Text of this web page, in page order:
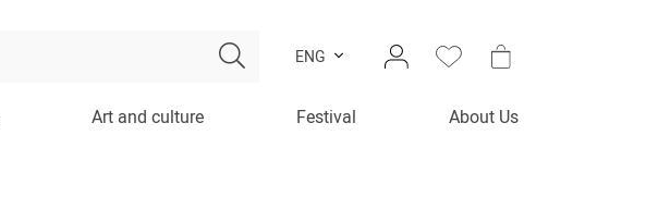
ENG
Art and culture Festival About Us